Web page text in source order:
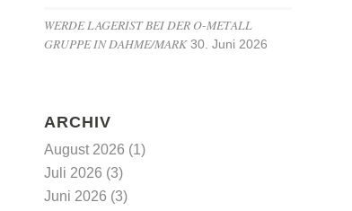
WERDE LAGERIST BEI DER O-METALL
GRUPPE IN DAHME/MARK 30. Juni 2026
ARCHIV
August 2026 (1)
Juli 2026 (3)
Juni 2026 (3)